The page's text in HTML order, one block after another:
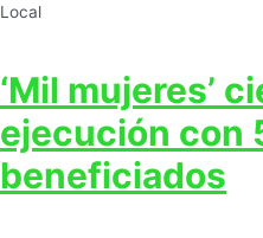
Local
‘Mil mujeres’
ejecución con
beneficiados